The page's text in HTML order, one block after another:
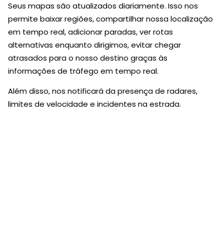
Seus mapas são atualizados diariamente. Isso nos
permite baixar regiões, compartilhar nossa localização
em tempo real, adicionar paradas, ver rotas
alternativas enquanto dirigimos, evitar chegar
atrasados para o nosso destino graças às
informações de tráfego em tempo real.
Além disso, nos notificará da presença de radares,
limites de velocidade e incidentes na estrada.